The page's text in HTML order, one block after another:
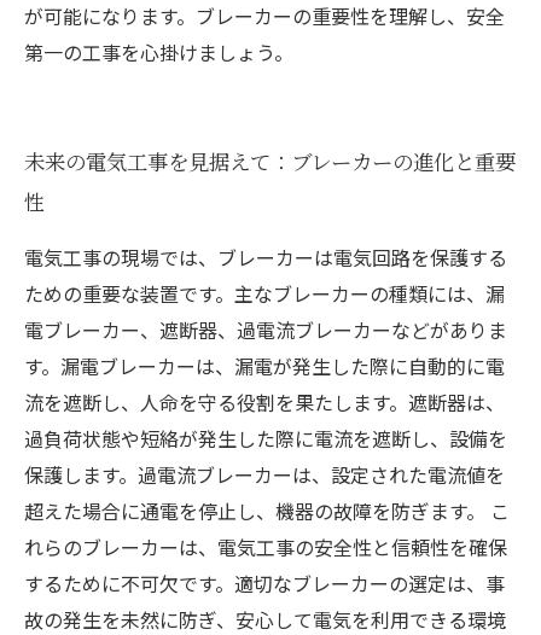
が可能になります。ブレーカーの重要性を理解し、安全
第一の工事を心掛けましょう。
未来の電気工事を見据えて：ブレーカーの進化と重要
性
電気工事の現場では、ブレーカーは電気回路を保護する
ための重要な装置です。主なブレーカーの種類には、漏
電ブレーカー、遮断器、過電流ブレーカーなどがありま
す。漏電ブレーカーは、漏電が発生した際に自動的に電
流を遮断し、人命を守る役割を果たします。遮断器は、
過負荷状態や短絡が発生した際に電流を遮断し、設備を
保護します。過電流ブレーカーは、設定された電流値を
超えた場合に通電を停止し、機器の故障を防ぎます。 こ
れらのブレーカーは、電気工事の安全性と信頼性を確保
するために不可欠です。適切なブレーカーの選定は、事
故の発生を未然に防ぎ、安心して電気を利用できる環境